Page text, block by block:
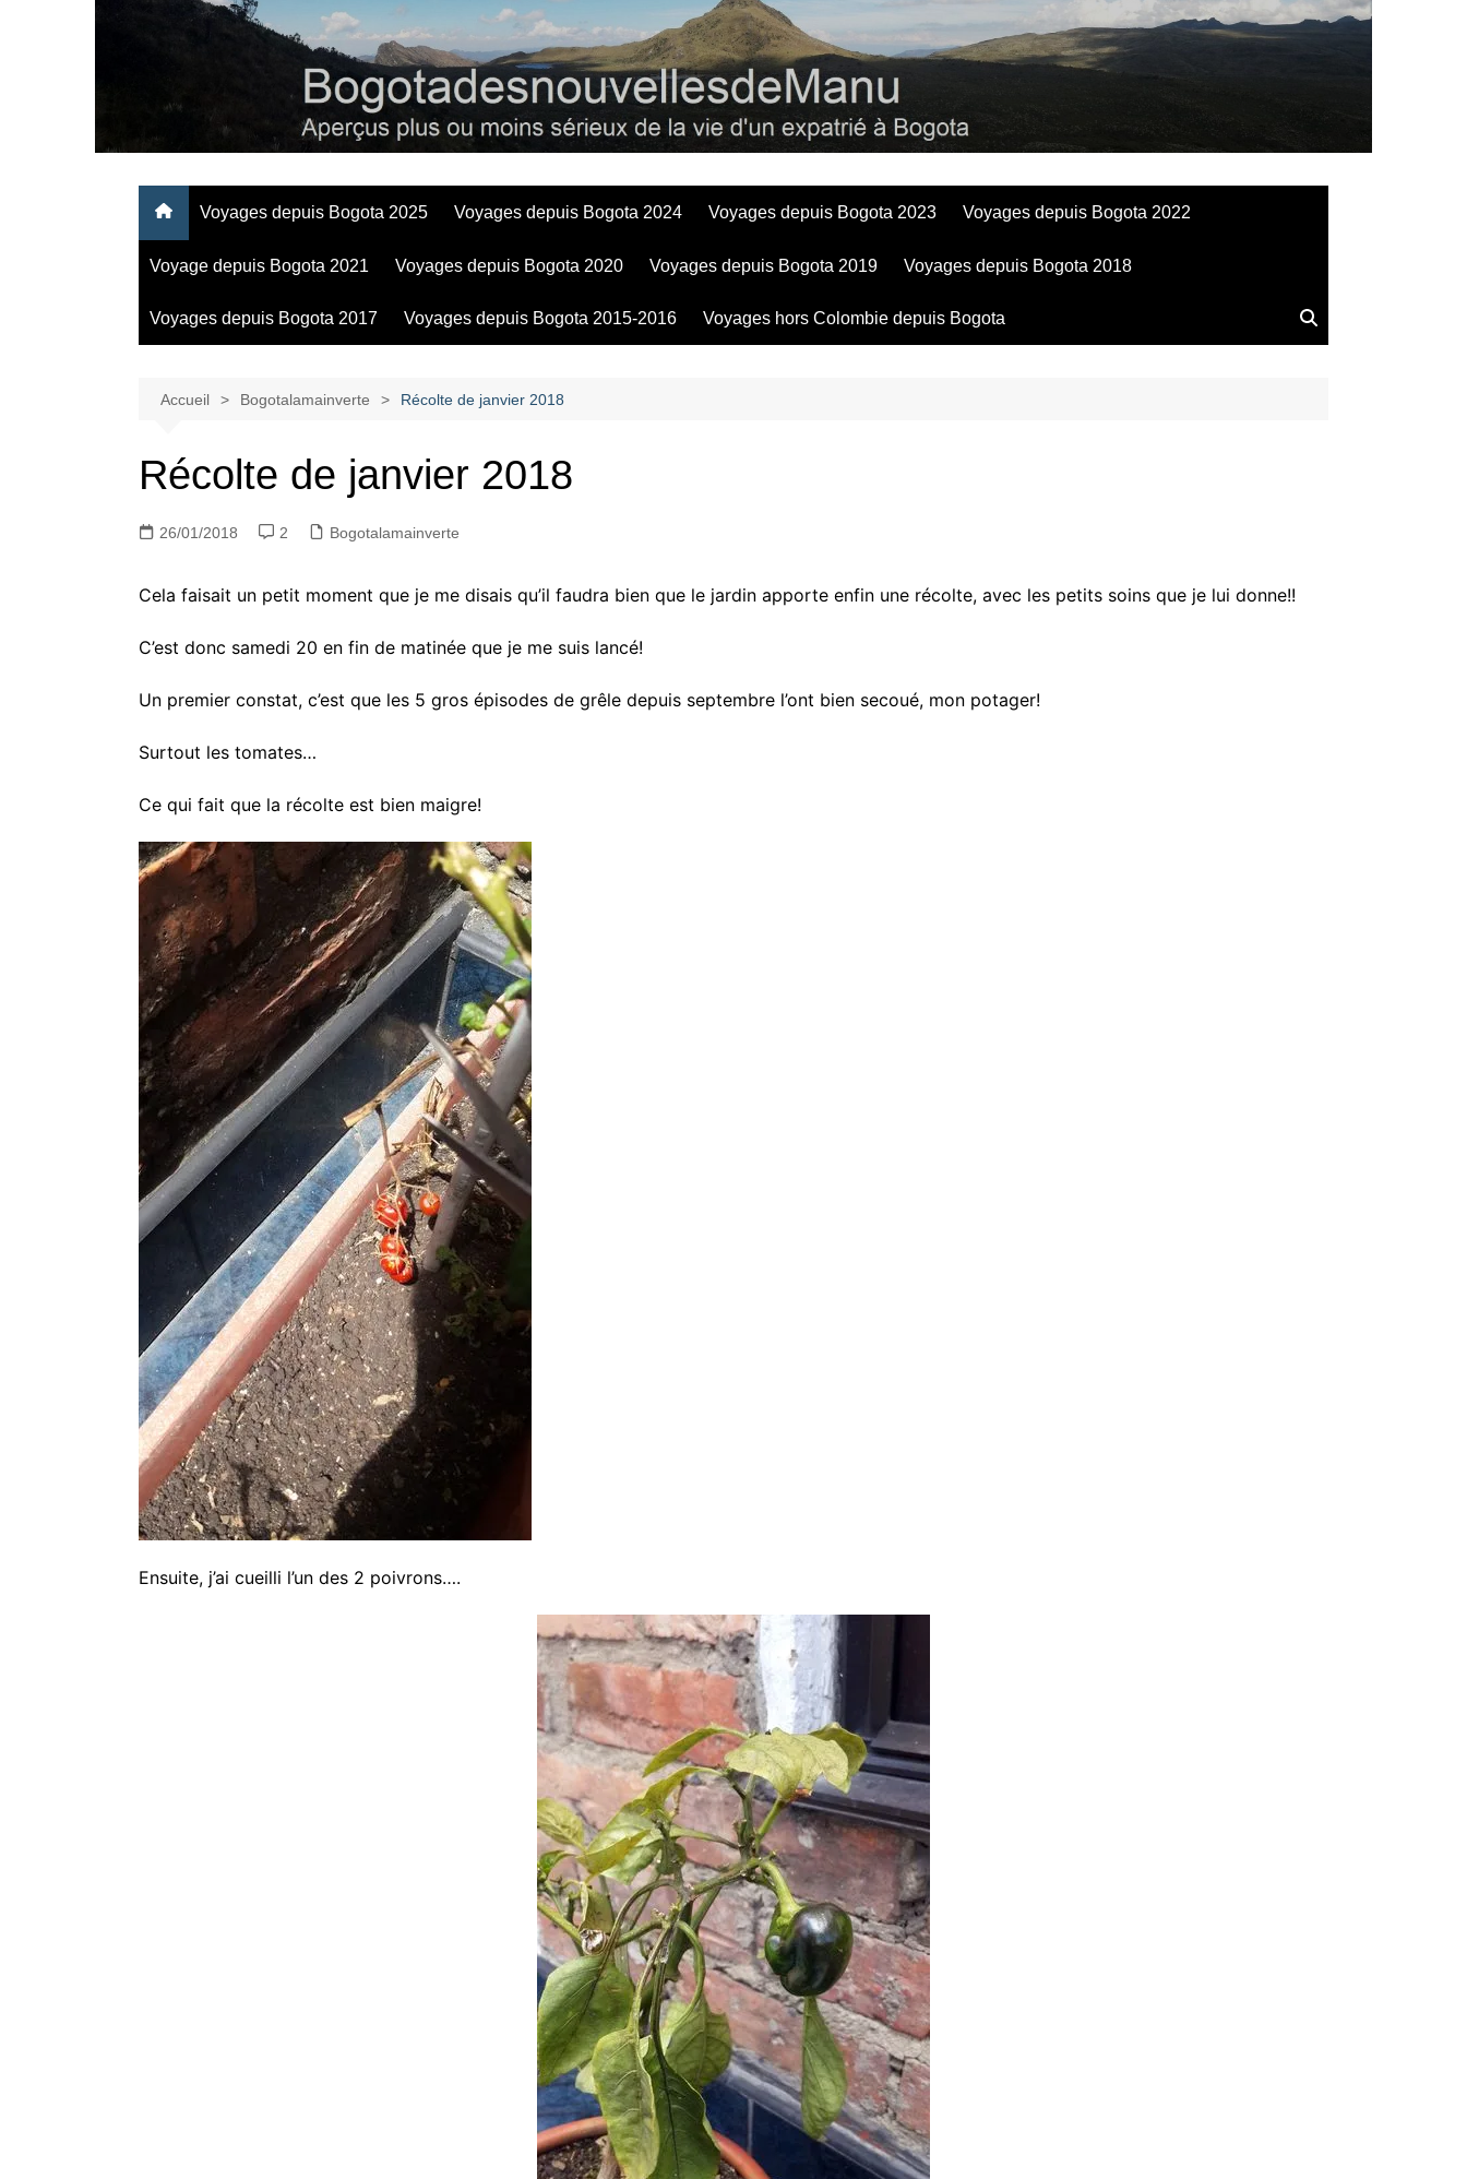
BogotadesnouvellesdeManu
Regards personnels sur la vie d’expatrié à Bogota
Voyages depuis Bogota 2025 Voyages depuis Bogota 2024 Voyages depuis Bogota 2023 Voyages depuis Bogota 2022
Voyage depuis Bogota 2021 Voyages depuis Bogota 2020 Voyages depuis Bogota 2019 Voyages depuis Bogota 2018
Voyages depuis Bogota 2017 Voyages depuis Bogota 2015-2016 Voyages hors Colombie depuis Bogota
Accueil Bogotalamainverte Récolte de janvier 2018
Récolte de janvier 2018
26/01/2018 2 Bogotalamainverte
Cela faisait un petit moment que je me disais qu’il faudra bien que le jardin apporte enfin une récolte, avec les petits soins que je lui donne!!
C’est donc samedi 20 en fin de matinée que je me suis lancé!
Un premier constat, c’est que les 5 gros épisodes de grêle depuis septembre l’ont bien secoué, mon potager!
Surtout les tomates…
Ce qui fait que la récolte est bien maigre!
Ensuite, j’ai cueilli l’un des 2 poivrons….